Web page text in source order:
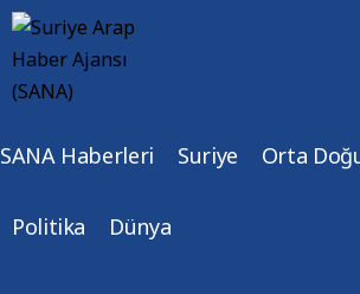
SANA Haberleri Suriye Orta
Politika Dünya